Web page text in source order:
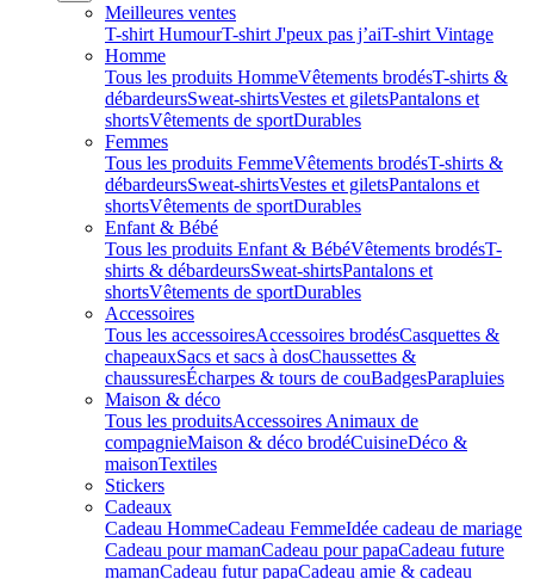
Meilleures ventes
T-shirt HumourT-shirt J'peux pas j’aiT-shirt Vintage
Homme
Tous les produits HommeVêtements brodésT-shirts &
débardeursSweat-shirtsVestes et giletsPantalons et
shortsVêtements de sportDurables
Femmes
Tous les produits FemmeVêtements brodésT-shirts &
débardeursSweat-shirtsVestes et giletsPantalons et
shortsVêtements de sportDurables
Enfant & Bébé
Tous les produits Enfant & BébéVêtements brodésT-
shirts & débardeursSweat-shirtsPantalons et
shortsVêtements de sportDurables
Accessoires
Tous les accessoiresAccessoires brodésCasquettes &
chapeauxSacs et sacs à dosChaussettes &
chaussuresÉcharpes & tours de couBadgesParapluies
Maison & déco
Tous les produitsAccessoires Animaux de
compagnieMaison & déco brodéCuisineDéco &
maisonTextiles
Stickers
Cadeaux
Cadeau HommeCadeau FemmeIdée cadeau de mariage​
Cadeau pour mamanCadeau pour papaCadeau future
mamanCadeau futur papaCadeau amie & cadeau